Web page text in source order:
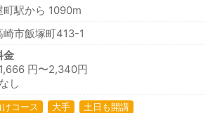
町駅から 1090m
崎市飯塚町413-1
金
円〜2,340円
し
コース 大手 土日も開講